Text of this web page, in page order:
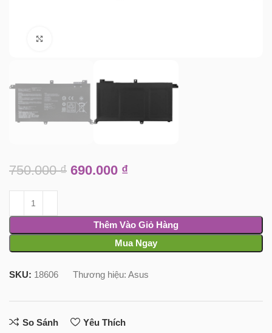
750.000₫ 690.000 ₫
Thêm Vào Giỏ Hàng
Mua Ngay
SKU: 18606 Thương hiệu:Asus
So Sánh Yêu Thích